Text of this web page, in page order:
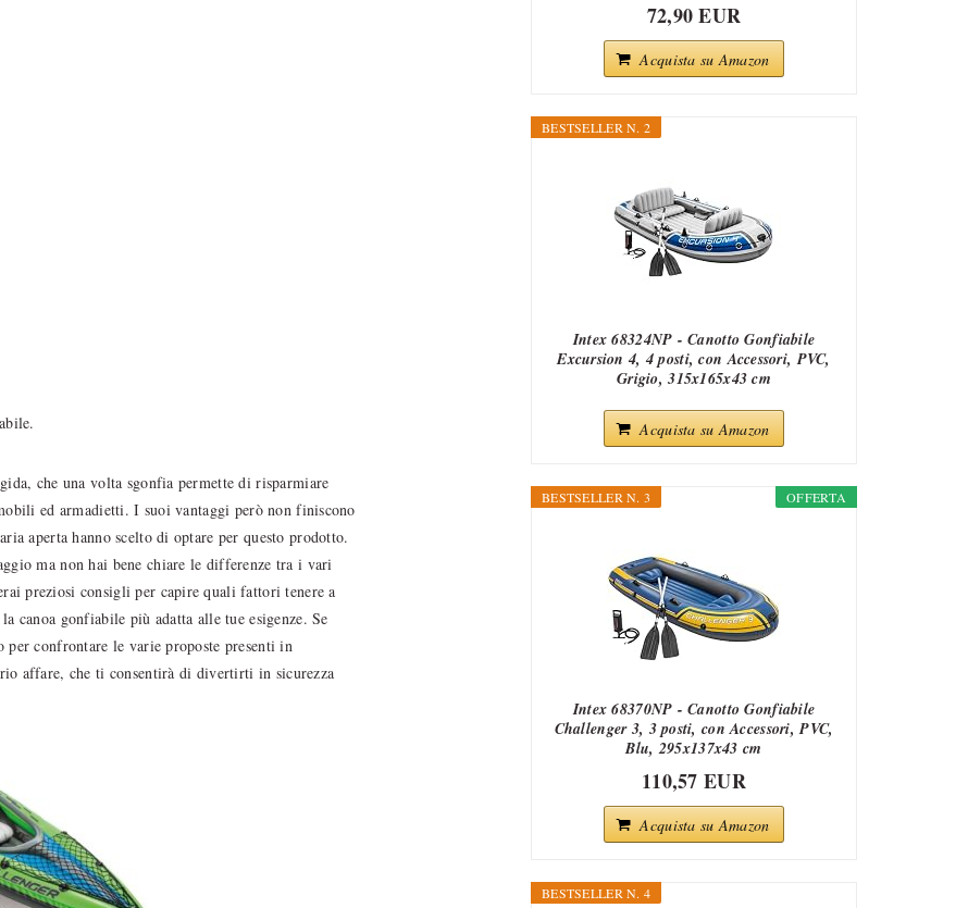
che una volta sgonfia permette di risparmiare
ed armadietti. I suoi vantaggi però non finiscono
aperta hanno scelto di optare per questo prodotto.
ma non hai bene chiare le differenze tra i vari
preziosi consigli per capire quali fattori tenere a
canoa gonfiabile più adatta alle tue esigenze. Se
confrontare le varie proposte presenti in
affare, che ti consentirà di divertirti in sicurezza
72,90 EUR
Acquista su Amazon
BESTSELLER N. 2
Intex 68324NP - Canotto Gonfiabile
Excursion 4, 4 posti, con Accessori, PVC,
Grigio, 315x165x43 cm
Acquista su Amazon
OFFERTA
BESTSELLER N. 3
Intex 68370NP - Canotto Gonfiabile
Challenger 3, 3 posti, con Accessori, PVC,
Blu, 295x137x43 cm
110,57 EUR
Acquista su Amazon
BESTSELLER N. 4